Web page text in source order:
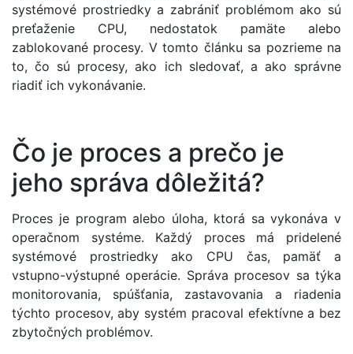
systémové prostriedky a zabrániť problémom ako sú
preťaženie CPU, nedostatok pamäte alebo
zablokované procesy. V tomto článku sa pozrieme na
to, čo sú procesy, ako ich sledovať, a ako správne
riadiť ich vykonávanie.
Čo je proces a prečo je
jeho správa dôležitá?
Proces je program alebo úloha, ktorá sa vykonáva v
operačnom systéme. Každý proces má pridelené
systémové prostriedky ako CPU čas, pamäť a
vstupno-výstupné operácie. Správa procesov sa týka
monitorovania, spúšťania, zastavovania a riadenia
týchto procesov, aby systém pracoval efektívne a bez
zbytočných problémov.